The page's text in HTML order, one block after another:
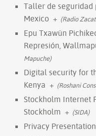
Taller de seguridad
Mexico + (Radio
Epu Txawün
Represión,
Mapuche)
Digital security for
Kenya + (Roshani
Stockholm Internet
Stockholm + (SIDA)
Privacy